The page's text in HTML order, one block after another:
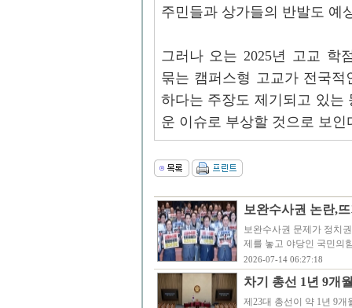
주민들과 상가들의 반발도 예
그러나 오는 2025년 고교 학
묶는 캠퍼스형 고교가 전국
하다는 주장도 제기되고 있는
운 이슈로 부상할 것으로 보인
보완수사권 논란,
보완수사권 문제가 정치
제를 놓고 야당인 국민의
2026-07-14 06:27:18
차기 총선 1년 9개
제23대 총선이 약 1년 9